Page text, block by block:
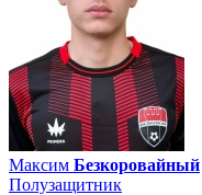
Максим Безкоровайный
Полузащитник